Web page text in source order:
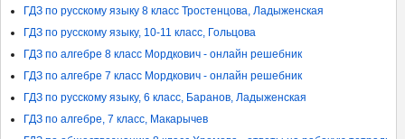
ГДЗ по русскому языку 8 класс Тростенцова, Ладыженская
ГДЗ по русскому языку, 10-11 класс, Гольцова
ГДЗ по алгебре 8 класс Мордкович - онлайн решебник
ГДЗ по алгебре 7 класс Мордкович - онлайн решебник
ГДЗ по русскому языку, 6 класс, Баранов, Ладыженская
ГДЗ по алгебре, 7 класс, Макарычев